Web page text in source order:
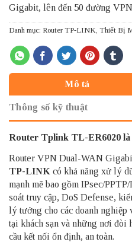
Gigabit, lên đến 50 đường
Danh mục: Router TP-LINK Thiết Bị
Mô tả
Thông số kỹ thuật
Router Tplink TL-ER6020 là
Router VPN Dual-WAN
TP-LINK có khả năng xử lý
mạnh mẽ bao gồm IPsec/
soát truy cập, DoS Defense,
lý tưởng cho các doanh nghiệp
tại khách sạn và những nơi
cầu kết nối ổn định, an toàn.